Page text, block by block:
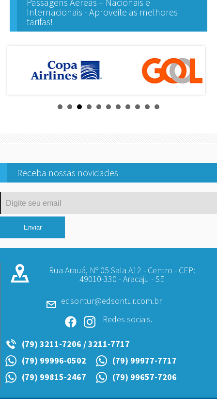
Internacionais - Aproveite as melhores
tarifas!
Receba nossas novidades
Rua Arauá, Nº 05 Sala A12 - Centro - CEP:
49010-330 - Aracaju - SE
edsontur@edsontur.com.br
Redes sociais.
(79) 3211-7206 / 3211-7717
(79) 99996-0502
(79) 99977-7717
(79) 99815-2467
(79) 99657-7206